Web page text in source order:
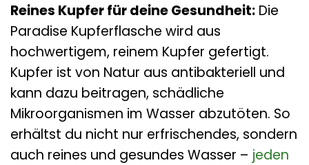
Reines Kupfer für deine Gesundheit: Die
Paradise Kupferflasche wird aus
hochwertigem, reinem Kupfer gefertigt.
Kupfer ist von Natur aus antibakteriell und
kann dazu beitragen, schädliche
Mikroorganismen im Wasser abzutöten. So
erhältst du nicht nur erfrischendes, sondern
auch reines und gesundes Wasser – jeden